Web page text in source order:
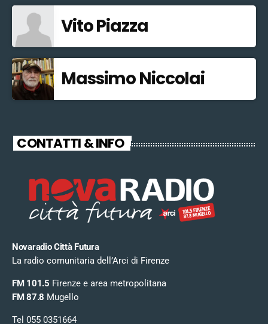
Vito Piazza
Massimo Niccolai
CONTATTI & INFO
Novaradio Città Futura
La radio comunitaria dell’Arci di Firenze
FM 101.5 Firenze e area metropolitana
FM 87.8 Mugello
Tel 055 0351664